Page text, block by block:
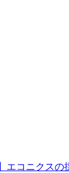
エコニクスの